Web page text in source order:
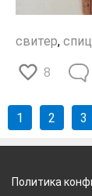
свитер,
8
1 2 3
Политика